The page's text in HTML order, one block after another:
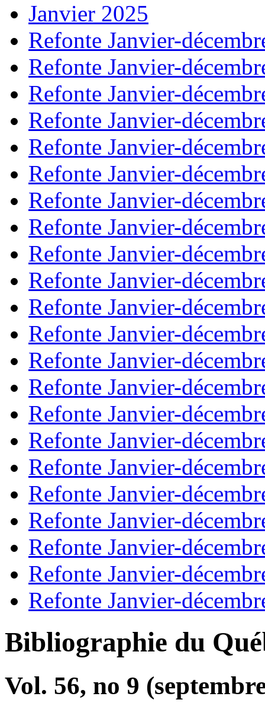
Janvier 2025
Refonte Janvier-
Refonte Janvier-
Refonte Janvier-
Refonte Janvier-
Refonte Janvier-
Refonte Janvier-
Refonte Janvier-
Refonte Janvier-
Refonte Janvier-
Refonte Janvier-
Refonte Janvier-
Refonte Janvier-
Refonte Janvier-
Refonte Janvier-
Refonte Janvier-
Refonte Janvier-
Refonte Janvier-
Refonte Janvier-
Refonte Janvier-
Refonte Janvier-
Refonte Janvier-
Refonte Janvier-
Bibliographie du
Vol. 56, no 9